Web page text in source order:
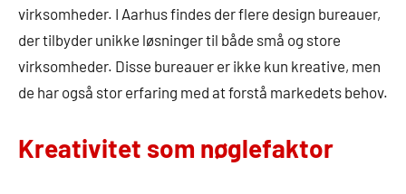
virksomheder. I Aarhus findes der flere design bureauer,
der tilbyder unikke løsninger til både små og store
virksomheder. Disse bureauer er ikke kun kreative, men
de har også stor erfaring med at forstå markedets behov.
Kreativitet som nøglefaktor